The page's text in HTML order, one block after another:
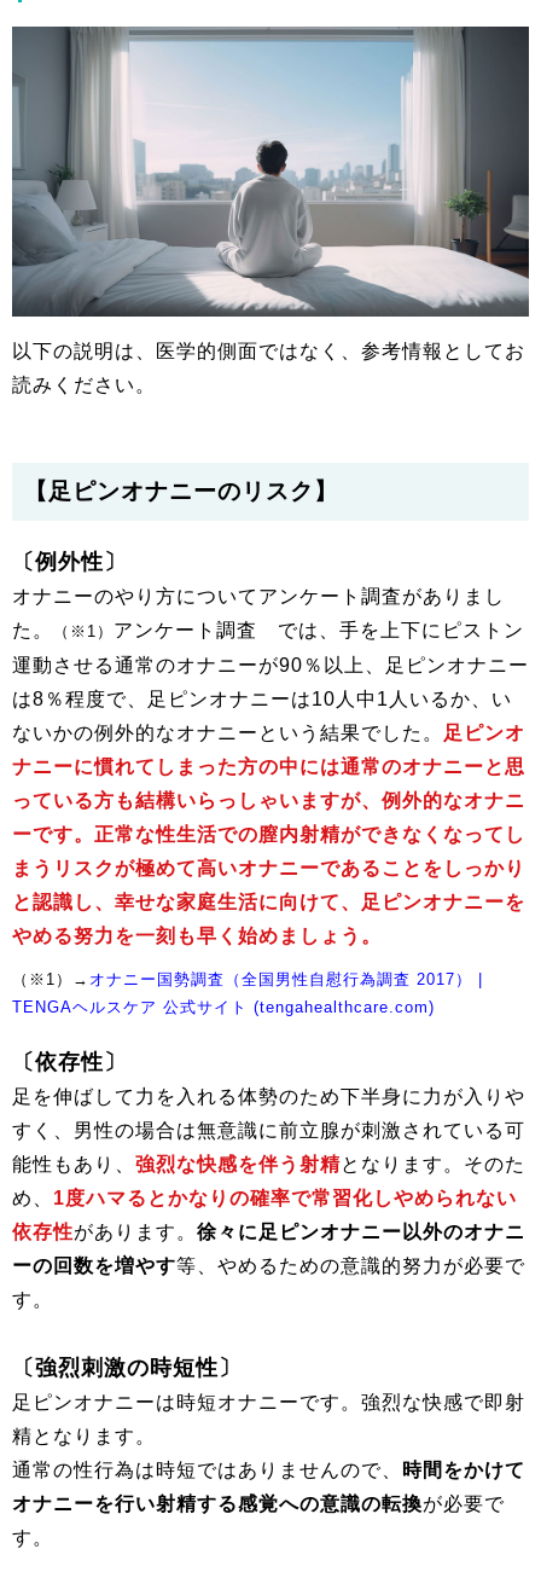
以下の説明は、医学的側面ではなく、参考情報としてお
読みください。
【足ピンオナニーのリスク】
〔例外性〕
オナニーのやり方についてアンケート調査がありまし
た。
（※1） アンケート調査 では、手を上下にピストン
運動させる通常のオナニーが90％以上、足ピンオナニー
は8％程度で、足ピンオナニーは10人中1人いるか、い
ないかの例外的なオナニーという結果でした。
足ピンオ
ナニーに慣れてしまった方の中には通常のオナニーと思
っている方も結構いらっしゃいますが、例外的なオナニ
ーです。正常な性生活での膣内射精ができなくなってし
まうリスクが極めて高いオナニーであることをしっかり
と認識し、幸せな家庭生活に向けて、足ピンオナニーを
やめる努力を一刻も早く始めましょう。
（※1）→ オナニー国勢調査（全国男性自慰行為調査 2017） |
TENGAヘルスケア 公式サイト (tengahealthcare.com)
〔依存性〕
足を伸ばして力を入れる体勢のため下半身に力が入りや
すく、男性の場合は無意識に前立腺が刺激されている可
能性もあり、 強烈な快感を伴う射精となります。そのた
め、 1度ハマるとかなりの確率で常習化しやめられない
依存性があります。 徐々に足ピンオナニー以外のオナニ
ーの回数を増やす等、やめるための意識的努力が必要で
す。
〔強烈刺激の時短性〕
足ピンオナニーは時短オナニーです。強烈な快感で即射
精となります。
通常の性行為は時短ではありませんので、
時間をかけて
オナニーを行い射精する感覚への意識の転換が必要で
す。